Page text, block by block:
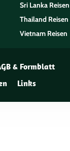
Sri Lanka Reisen
Thailand Reisen
Vietnam Reisen
& Formblatt
Links